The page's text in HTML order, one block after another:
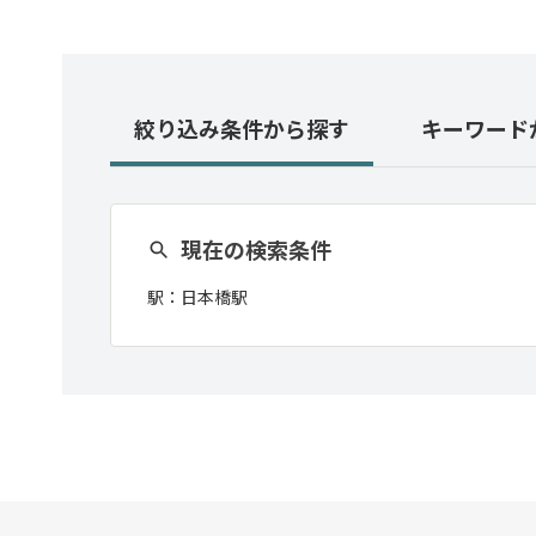
絞り込み条件から探す キーワード
現在の検索条件
駅： 日本橋駅